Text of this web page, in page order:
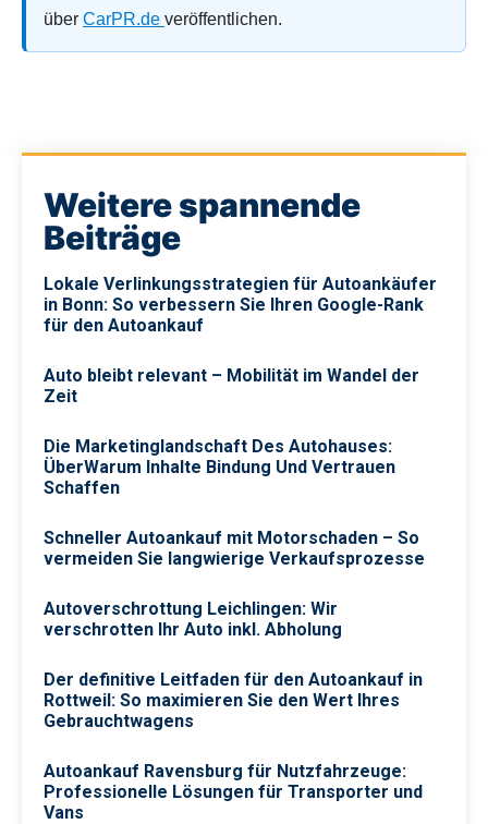
über CarPR.de veröffentlichen.
Weitere spannende
Beiträge
Lokale Verlinkungsstrategien für Autoankäufer
in Bonn: So verbessern Sie Ihren Google-Rank
für den Autoankauf
Auto bleibt relevant – Mobilität im Wandel der
Zeit
Die Marketinglandschaft Des Autohauses:
ÜberWarum Inhalte Bindung Und Vertrauen
Schaffen
Schneller Autoankauf mit Motorschaden – So
vermeiden Sie langwierige Verkaufsprozesse
Autoverschrottung Leichlingen: Wir
verschrotten Ihr Auto inkl. Abholung
Der definitive Leitfaden für den Autoankauf in
Rottweil: So maximieren Sie den Wert Ihres
Gebrauchtwagens
Autoankauf Ravensburg für Nutzfahrzeuge:
Professionelle Lösungen für Transporter und
Vans